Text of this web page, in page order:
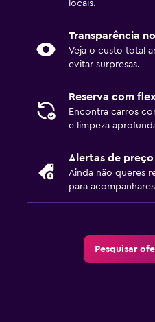
locais.
Transparência
Veja o custo total
evitar surpresas.
Reserva com
Encontra carros
e limpeza
Alertas de preço
Ainda não queres
para
Pesquisar